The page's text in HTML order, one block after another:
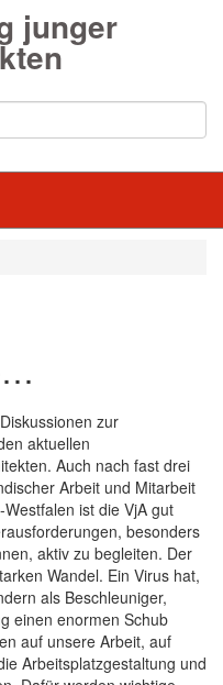
junger
zur
aktuellen
Auch nach fast drei
Arbeit und Mitarbeit
ist die VjA gut
besonders
aktiv zu begleiten. Der
Wandel. Ein Virus hat,
als Beschleuniger,
einen enormen Schub
auf unsere Arbeit, auf
Arbeitsplatzgestaltung und